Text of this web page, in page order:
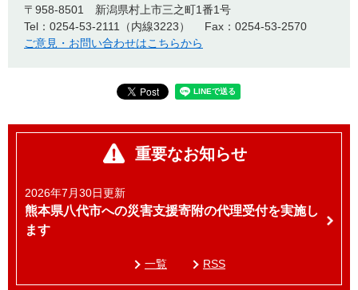
〒958-8501
新潟県村上市三之町1番1号
Tel：0254-53-2111（内線3223）
Fax：0254-53-2570
ご意見・お問い合わせはこちらから
重要なお知らせ
2026年7月30日更新
熊本県八代市への災害支援寄附の代理受付を実施し
ます
一覧 RSS